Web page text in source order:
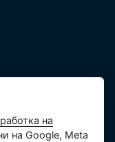
други на
на Google, Meta